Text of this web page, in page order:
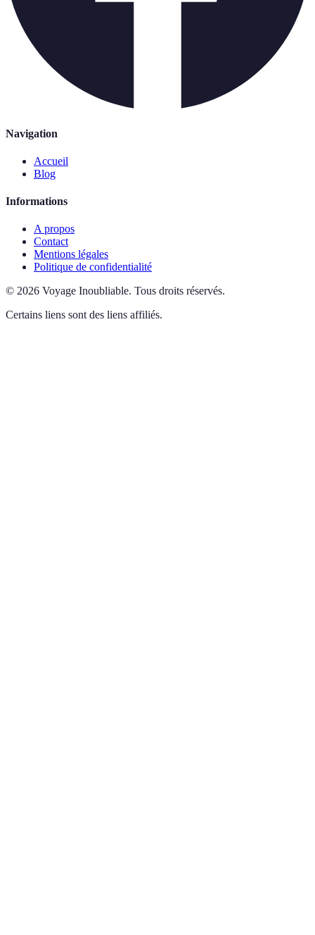
Navigation
Accueil
Blog
Informations
A propos
Contact
Mentions légales
Politique de confidentialité
© 2026 Voyage Inoubliable. Tous droits réservés.
Certains liens sont des liens affiliés.